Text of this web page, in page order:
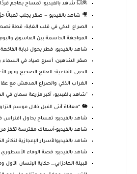
🦧💥 شاهد بالفيديو: تمساح يهاجم
🎥 شاهد بالفيديو — صقر يجلب ثعبانًا
الصراع الذكي في قلب الغابة: قطة
المواجهة الحاسمة بين العاسوق
شاهد بالفيديو: فطر يحول ذبابة
صقر الشاهين: أسرع صياد في
الحمى القلاعية: العلاج الصحيح ودور
الغراب الذكي والصراع المدهش مع
"شاهد بالفيديو: أكبر مزرعة سمان في
🐘 “معاناة أنثى الفيل خلال موسم
شاهد بالفيديو: تمساح يحاول
شاهد بالفيديو-أسماك مفترسة تقفز من
شاهد بالفيديوالأسرار الإعجازية لتكاثر
شاهد بالفيديو: قصة الوفاء
قبيلة الهادزابي… حكاية الإنسان